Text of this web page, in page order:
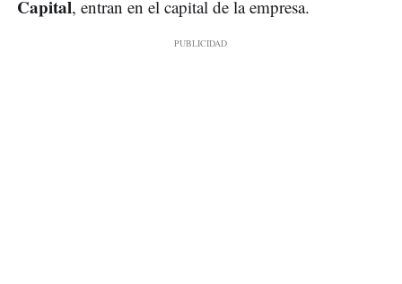
Capital, entran en el capital de la empresa.